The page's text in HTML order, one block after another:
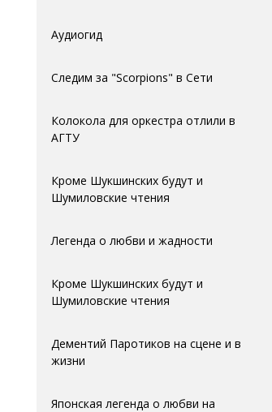
Аудиогид
Следим за "Scorpions" в Сети
Колокола для оркестра отлили в
АГTУ
Кроме Шукшинских будут и
Шумиловские чтения
Легенда о любви и жадности
Кроме Шукшинских будут и
Шумиловские чтения
Дементий Паротиков на сцене и в
жизни
Японская легенда о любви на